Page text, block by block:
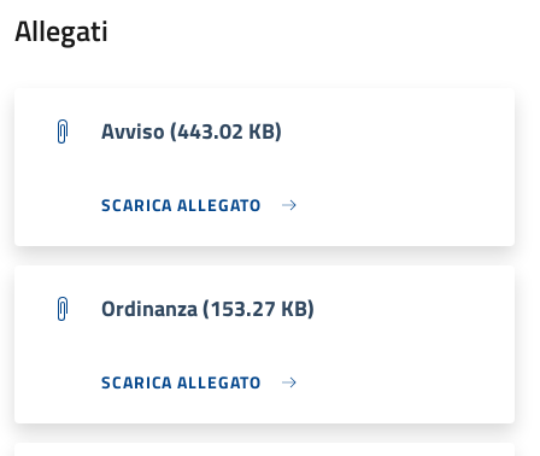
Allegati
Avviso (443.02 KB)
SCARICA ALLEGATO
Ordinanza (153.27 KB)
SCARICA ALLEGATO